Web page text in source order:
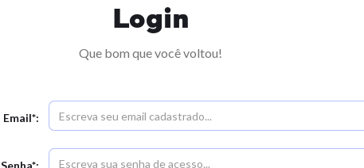
Login
Que bom que você voltou!
Email*:
Senha*: